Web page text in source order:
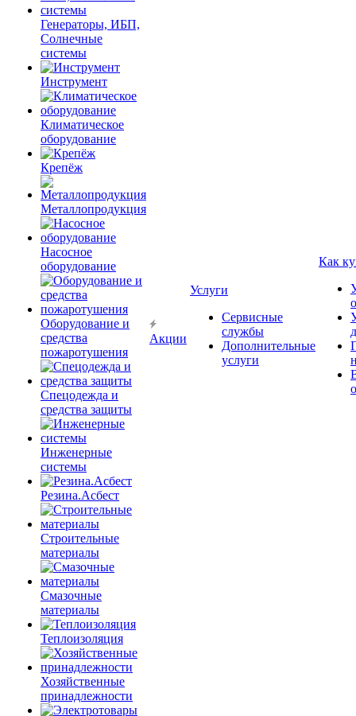
Генераторы, ИБП,
Солнечные
системы
Инструмент
Климатическое
оборудование
Крепёж
Металлопродукция
Насосное
оборудование
Оборудование и
средства
пожаротушения
Спецодежда и
средства защиты
Инженерные
системы
Резина.Асбест
Строительные
материалы
Смазочные
материалы
Теплоизоляция
Хозяйственные
принадлежности
Акции
Услуги
Сервисные
службы
Дополнительные
услуги
Как